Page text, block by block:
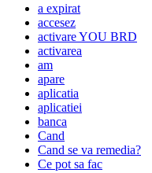
a expirat
accesez
activare YOU BRD
activarea
am
apare
aplicatia
aplicatiei
banca
Cand
Cand se va remedia?
Ce pot sa fac